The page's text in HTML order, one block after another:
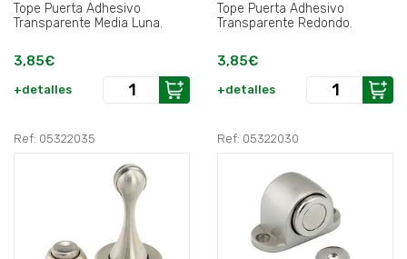
Tope Puerta Adhesivo
Transparente Media Luna.
3,85€
+detalles
Tope Puerta Adhesivo
Transparente Redondo.
3,85€
+detalles
Ref: 05322035 Ref: 05322030